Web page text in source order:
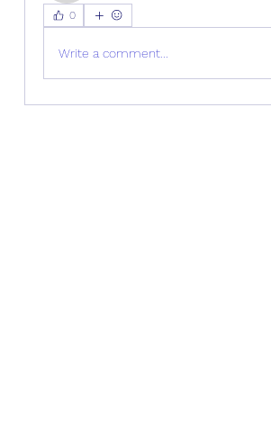
0
Write a comment...